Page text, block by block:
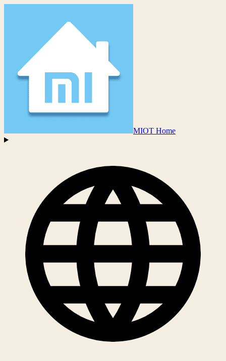
MIOT Home